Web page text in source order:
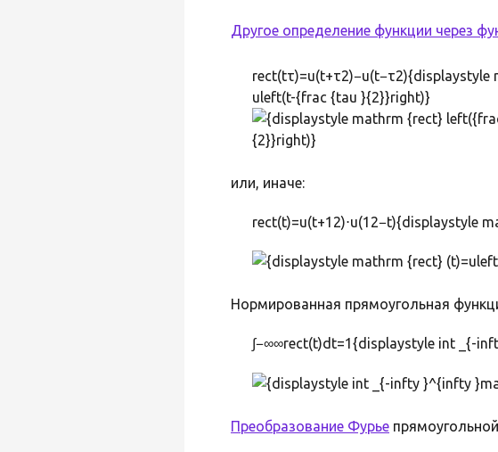
Другое определение функции через
uleft(t-{frac {tau }{2}}right)}
или, иначе:
rect(t)=u(t+12)⋅u(12−t){displaystyle
Нормированная прямоугольная
∫−∞∞rect(t)dt=1{displaystyle int _{-
Преобразование Фурье